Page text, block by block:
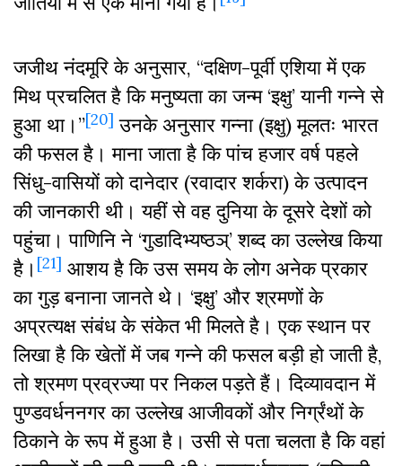
जजीथ नंदमूरि के अनुसार, “दक्षिण-पूर्वी एशिया में एक
मिथ प्रचलित है कि मनुष्यता का जन्म ‘इक्षु’ यानी गन्ने से
हुआ था।”[20] उनके अनुसार गन्ना (इक्षु) मूलतः भारत
की फसल है। माना जाता है कि पांच हजार वर्ष पहले
सिंधु-वासियों को दानेदार (रवादार शर्करा) के उत्पादन
की जानकारी थी। यहीं से वह दुनिया के दूसरे देशों को
पहुंचा। पाणिनि ने ‘गुडादिभ्यष्ठञ्’ शब्द का उल्लेख किया
है। [21] आशय है कि उस समय के लोग अनेक प्रकार
का गुड़ बनाना जानते थे। ‘इक्षु’ और श्रमणों के
अप्रत्यक्ष संबंध के संकेत भी मिलते है। एक स्थान पर
लिखा है कि खेतों में जब गन्ने की फसल बड़ी हो जाती है,
तो श्रमण प्रव्रज्या पर निकल पड़ते हैं। दिव्यावदान में
पुण्डवर्धननगर का उल्लेख आजीवकों और निर्ग्रंथों के
ठिकाने के रूप में हुआ है। उसी से पता चलता है कि वहां